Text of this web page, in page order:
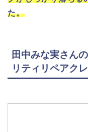
た。
田中みな実さん
リティリペアク